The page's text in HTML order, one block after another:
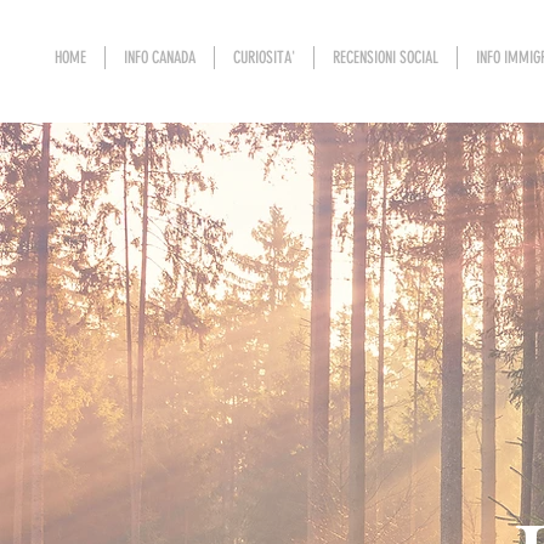
HOME INFO CANADA CURIOSITA' RECENSIONI SOCIAL INFO